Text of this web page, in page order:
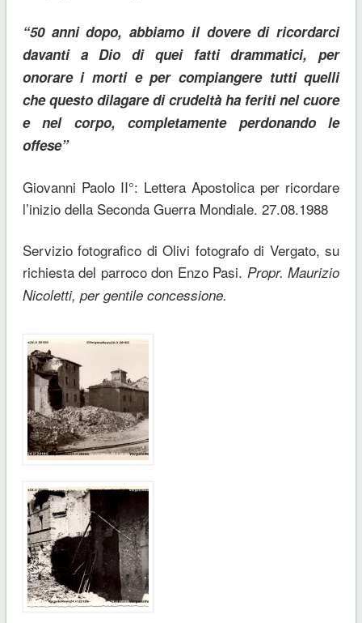
“50 anni dopo, abbiamo il dovere di ricordarci
davanti a Dio di quei fatti drammatici, per
onorare i morti e per compian­gere tutti quelli
che questo dilagare di crudeltà ha feriti nel cuore
e nel corpo, completamente perdonando le
offese”
Giovanni Paolo II°: Lettera Apostolica per ricordare
l’inizio della Seconda Guerra Mondiale. 27.08.1988
Servizio fotografico di Olivi fotografo di Vergato, su
richiesta del parroco don Enzo Pasi. Propr. Maurizio
Nicoletti, per gentile concessione.